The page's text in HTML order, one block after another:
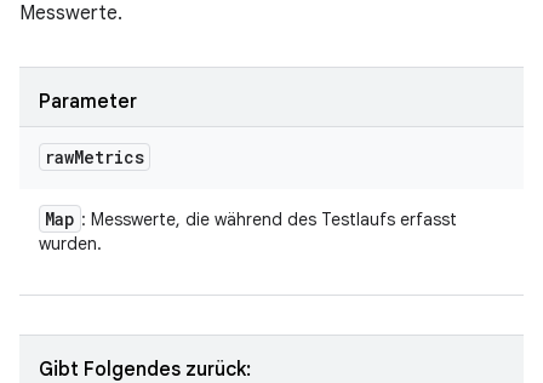
Messwerte.
Parameter
rawMetrics
Map : Messwerte, die während des Testlaufs erfasst
wurden.
Gibt Folgendes zurück: